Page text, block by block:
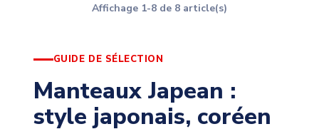
Affichage 1-8 de 8 article(s)
GUIDE DE SÉLECTION
Manteaux Japean :
style japonais, coréen